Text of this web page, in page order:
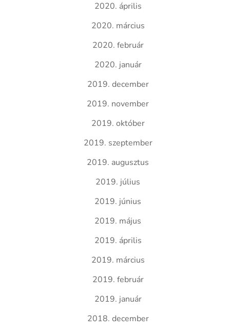
2020. április
2020. március
2020. február
2020. január
2019. december
2019. november
2019. október
2019. szeptember
2019. augusztus
2019. július
2019. június
2019. május
2019. április
2019. március
2019. február
2019. január
2018. december